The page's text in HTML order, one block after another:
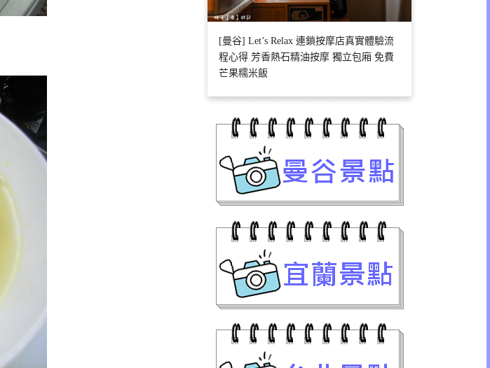
[曼谷] Let’s Relax 連鎖按摩店真實體驗流
程心得 芳香熱石精油按摩 獨立包廂 免費
芒果糯米飯